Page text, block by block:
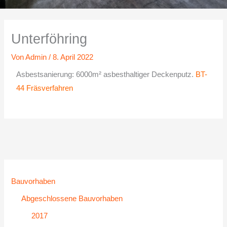
Bauvorhaben
Abgeschlossene Bauvorhaben
2017
Unterföhring
VonAdmin/8. April 2022
Asbestsanierung: 6000m² asbesthaltiger Deckenputz. BT-
44 Fräsverfahren